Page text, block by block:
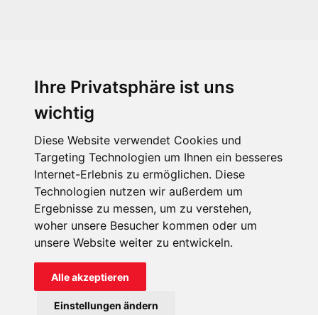
Ihre Privatsphäre ist uns
wichtig
Diese Website verwendet Cookies und
Targeting Technologien um Ihnen ein besseres
Internet-Erlebnis zu ermöglichen. Diese
Technologien nutzen wir außerdem um
Ergebnisse zu messen, um zu verstehen,
woher unsere Besucher kommen oder um
unsere Website weiter zu entwickeln.
Alle akzeptieren
Einstellungen ändern
KIRCHE IN NOT - Österreich
kin@kircheinnot.at
KIN weltweit